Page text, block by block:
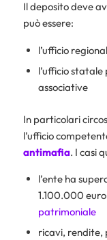
Il deposito deve
può essere:
l’ufficio
l’ufficio statale
associative
In particolari
l’ufficio
antimafia. I casi
l’ente ha
1.100.000
patrimoniale
ricavi, rendite,